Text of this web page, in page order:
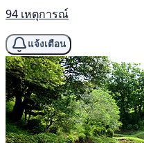
94 เหตุการณ์
แจ้งเตือน